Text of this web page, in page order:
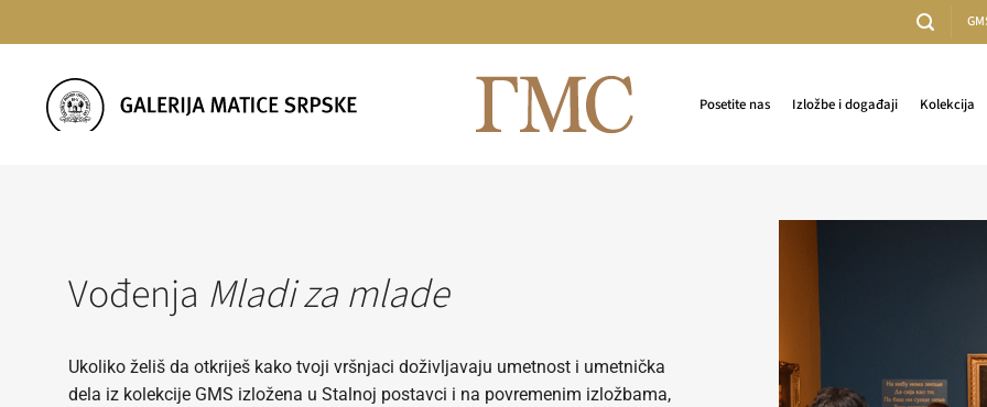
to
Posetite nas Izložbe i događaji Kolekcija
Vođenja Mladi za mlade
Ukoliko želiš da otkriješ kako tvoji vršnjaci doživljavaju umetnost i umetnička
dela iz kolekcije GMS izložena u Stalnoj postavci i na povremenim izložbama,